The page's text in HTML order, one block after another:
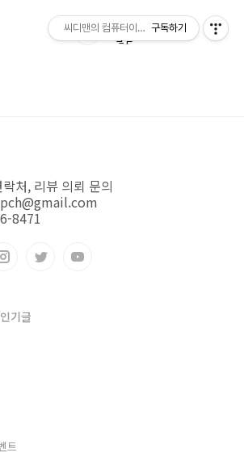
처, 리뷰 의뢰 문의
8471
인기글
트
씨디맨의 컴퓨터이야기구독하기